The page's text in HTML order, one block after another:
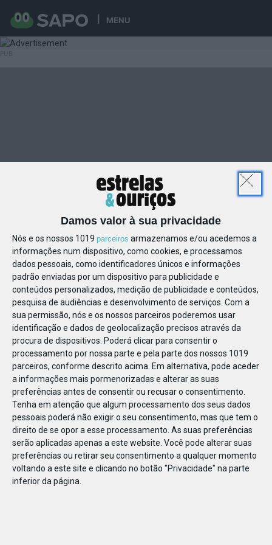
MENU
Damos valor à sua privacidade
Nós e os nossos 1019 parceiros armazenamos e/ou acedemos a
informações num dispositivo, como cookies, e processamos
dados pessoais, como identificadores únicos e informações
padrão enviadas por um dispositivo para publicidade e
conteúdos personalizados, medição de publicidade e conteúdos,
pesquisa de audiências e desenvolvimento de serviços. Com a
sua permissão, nós e os nossos parceiros poderemos usar
identificação e dados de geolocalização precisos através da
procura de dispositivos. Poderá clicar para consentir o
processamento por nossa parte e pela parte dos nossos 1019
parceiros, conforme descrito acima. Em alternativa, pode aceder
a informações mais pormenorizadas e alterar as suas
preferências antes de consentir ou recusar o consentimento.
Tenha em atenção que algum processamento dos seus dados
pessoais poderá não exigir o seu consentimento, mas que tem o
direito de se opor a esse processamento. As suas preferências
serão aplicadas apenas a este website. Você pode alterar suas
preferências ou retirar seu consentimento a qualquer momento
voltando a este site e clicando no botão "Privacidade" na parte
inferior da página.
1189532000485673